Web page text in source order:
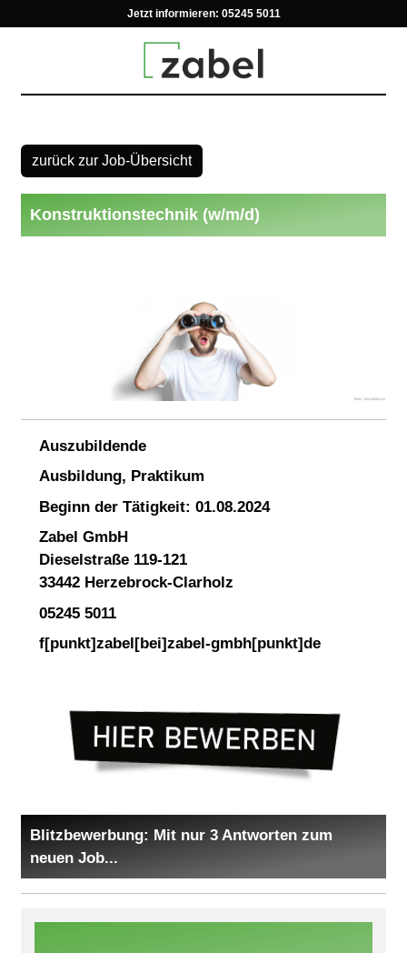
Jetzt informieren: 05245 5011
zurück zur Job-Übersicht
Konstruktionstechnik (w/m/d)
Auszubildende
Ausbildung, Praktikum
Beginn der Tätigkeit: 01.08.2024
Zabel GmbH
Dieselstraße 119-121
33442 Herzebrock-Clarholz
05245 5011
f[punkt]zabel[bei]zabel-gmbh[punkt]de
Blitzbewerbung: Mit nur 3 Antworten zum
neuen Job...